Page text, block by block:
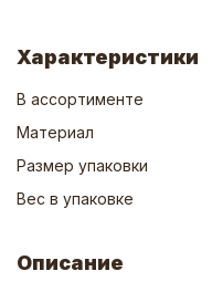
Характеристики
В ассортименте
Материал
Размер упаковки
Вес в упаковке
Описание